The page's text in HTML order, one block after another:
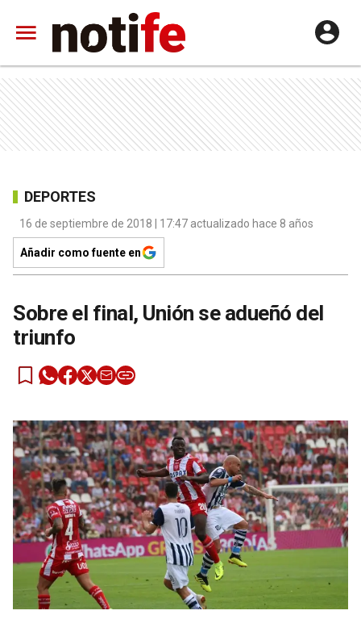
DEPORTES
16 de septiembre de 2018 | 17:47 actualizado hace 8 años
Añadir como fuente en
Sobre el final, Unión se adueñó del
triunfo